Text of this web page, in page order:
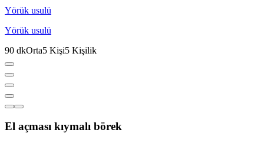
Yörük usulü
Yörük usulü
90 dkOrta5 Kişi5 Kişilik
El açması kıymalı börek